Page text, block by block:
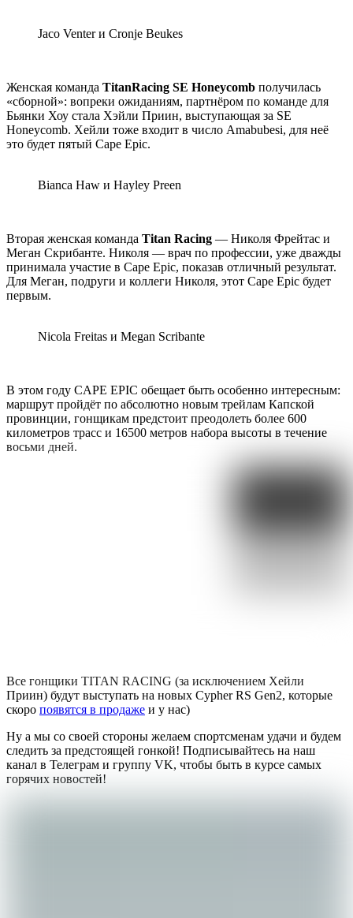
Jaco Venter и Cronje Beukes
Женская команда TitanRacing SE Honeycomb получилась
«сборной»: вопреки ожиданиям, партнёром по команде для
Бьянки Хоу стала Хэйли Приин, выступающая за SE
Honeycomb. Хейли тоже входит в число Amabubesi, для неё
это будет пятый Cape Epic.
Bianca Haw и Hayley Preen
Вторая женская команда Titan Racing — Николя Фрейтас и
Меган Скрибанте. Николя — врач по профессии, уже дважды
принимала участие в Cape Epic, показав отличный результат.
Для Меган, подруги и коллеги Николя, этот Cape Epic будет
первым.
Nicola Freitas и Megan Scribante
В этом году CAPE EPIC обещает быть особенно интересным:
маршрут пройдёт по абсолютно новым трейлам Капской
провинции, гонщикам предстоит преодолеть более 600
километров трасс и 16500 метров набора высоты в течение
восьми дней.
Все гонщики TITAN RACING (за исключением Хейли
Приин) будут выступать на новых Cypher RS Gen2, которые
скоро появятся в продаже и у нас)
Ну а мы со своей стороны желаем спортсменам удачи и будем
следить за предстоящей гонкой! Подписывайтесь на наш
канал в Телеграм и группу VK, чтобы быть в курсе самых
горячих новостей!